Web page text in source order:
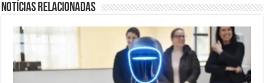
Notícias relacionadas